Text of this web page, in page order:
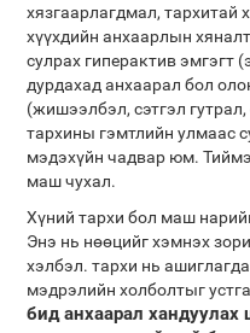
хязгаарлагдмал, тархитай
хүүхдийн анхаарлын
сулрах гиперактив эмгэгт
дурдахад анхаарал бол
(жишээлбэл, сэтгэл
тархины гэмтлийн улмаас
мэдэхүйн чадвар юм.
маш чухал.
Хүний тархи бол маш
Энэ нь нөөцийг хэмнэх
хэлбэл. тархи нь
мэдрэлийн холболтыг
бид анхаарал